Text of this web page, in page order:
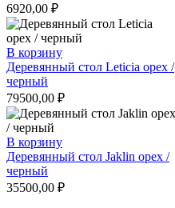
6920,00 ₽
В корзину
Деревянный стол Leticia орех /
черный
79500,00 ₽
В корзину
Деревянный стол Jaklin орех /
черный
35500,00 ₽